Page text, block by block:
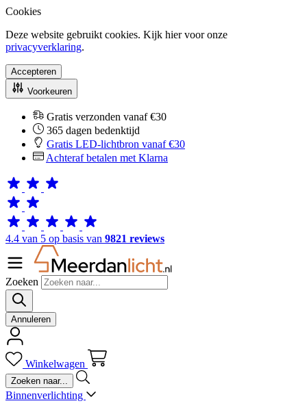
Cookies
Deze website gebruikt cookies. Kijk hier voor onze
privacyverklaring.
Accepteren
Voorkeuren
Gratis verzonden vanaf €30
365 dagen bedenktijd
Gratis LED-lichtbron vanaf €30
Achteraf betalen met Klarna
4.4 van 5 op basis van 9821 reviews
Zoeken
Annuleren
Winkelwagen
Binnenverlichting